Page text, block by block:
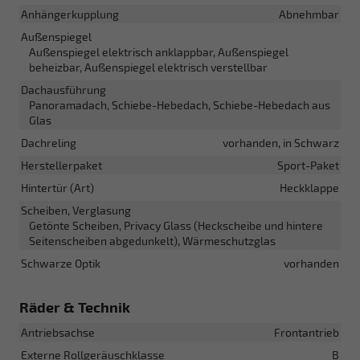
Anhängerkupplung
Abnehmbar
Außenspiegel
Außenspiegel elektrisch anklappbar, Außenspiegel
beheizbar, Außenspiegel elektrisch verstellbar
Dachausführung
Panoramadach, Schiebe-Hebedach, Schiebe-Hebedach aus
Glas
Dachreling
vorhanden, in Schwarz
Herstellerpaket
Sport-Paket
Hintertür (Art)
Heckklappe
Scheiben, Verglasung
Getönte Scheiben, Privacy Glass (Heckscheibe und hintere
Seitenscheiben abgedunkelt), Wärmeschutzglas
Schwarze Optik
vorhanden
Räder & Technik
Antriebsachse
Frontantrieb
Externe Rollgeräuschklasse
B